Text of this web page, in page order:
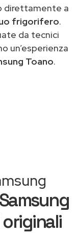
direttamente a
frigorifero.
da tecnici
un’esperienza
Toano.